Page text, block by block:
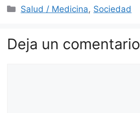
Categorías
Salud / Medicina, Sociedad
Deja un comentario